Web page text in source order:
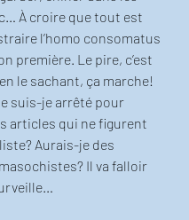
À croire que tout est
l’homo consomatus
première. Le pire, c’est
le sachant, ça marche!
suis-je arrêté pour
articles qui ne figurent
Aurais-je des
Il va falloir